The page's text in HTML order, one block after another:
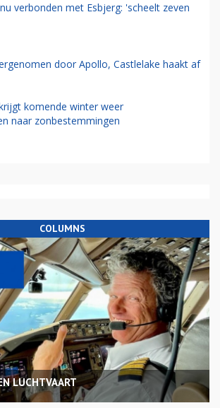
verbonden met Esbjerg: 'scheelt zeven
door Apollo, Castlelake haakt af
komende winter weer
naar zonbestemmingen
COLUMNS
LUCHTVAART